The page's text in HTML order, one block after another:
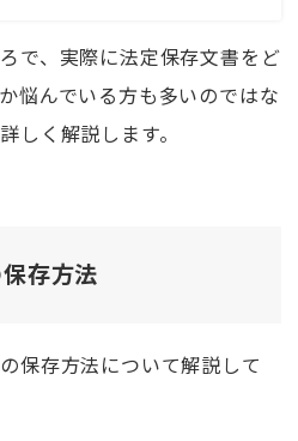
で、実際に法定保存文書をど
悩んでいる方も多いのではな
しく解説します。
存方法
保存方法について解説して